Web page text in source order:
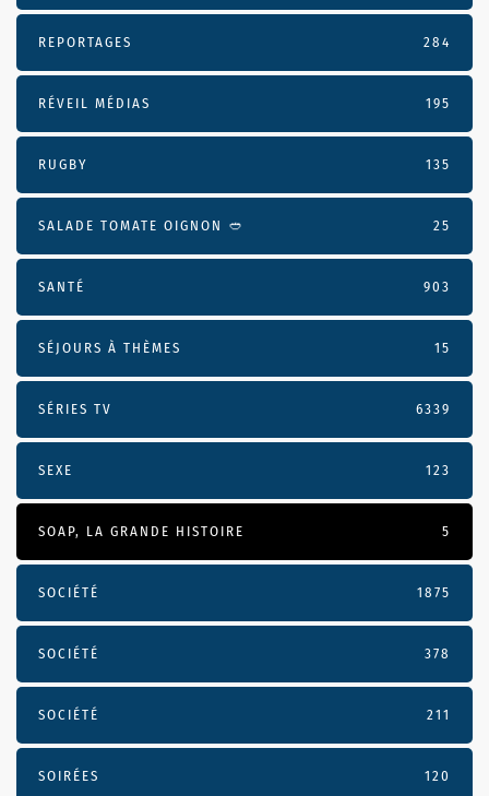
REPORTAGES 284
RÉVEIL MÉDIAS 195
RUGBY 135
SALADE TOMATE OIGNON 🥙 25
SANTÉ 903
SÉJOURS À THÈMES 15
SÉRIES TV 6339
SEXE 123
SOAP, LA GRANDE HISTOIRE 5
SOCIÉTÉ 1875
SOCIÉTÉ 378
SOCIÉTÉ 211
SOIRÉES 120